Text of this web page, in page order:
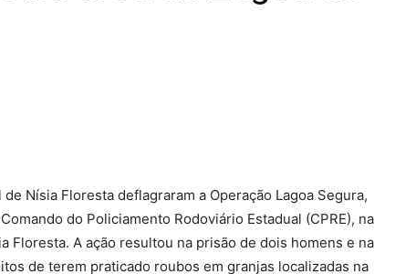
Nísia Floresta deflagraram a Operação Lagoa Segura,
do Policiamento Rodoviário Estadual (CPRE), na
Floresta. A ação resultou na prisão de dois homens e na
de terem praticado roubos em granjas localizadas na